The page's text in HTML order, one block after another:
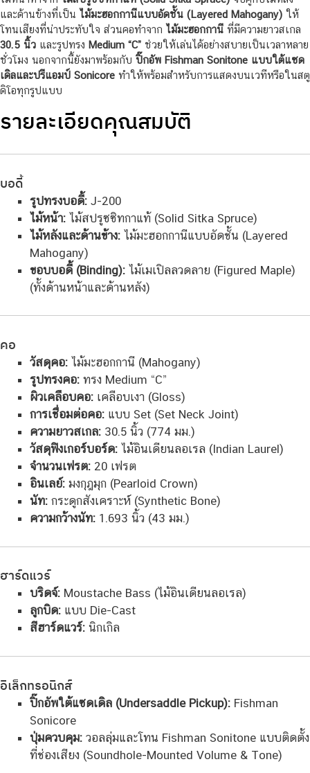
และด้านข้างที่เป็น ไม้มะฮอกกานีแบบอัดชั้น (Layered Mahogany) ให้
โทนเสียงที่น่าประทับใจ ส่วนคอทำจาก ไม้มะฮอกกานี ที่มีความยาวสเกล
30.5 นิ้ว และรูปทรง Medium “C” ช่วยให้เล่นได้อย่างสบายเป็นเวลาหลาย
ชั่วโมง นอกจากนี้ยังมาพร้อมกับ ปิ๊กอัพ Fishman Sonitone แบบใต้แซด
เดิลและปรีแอมป์ Sonicore ทำให้พร้อมสำหรับการแสดงบนเวทีหรือในสตู
ดิโอทุกรูปแบบ
รายละเอียดคุณสมบัติ
บอดี้
รูปทรงบอดี้:J-200
ไม้หน้า:ไม้สปรูซซิทกาแท้ (Solid Sitka Spruce)
ไม้หลังและด้านข้าง:ไม้มะฮอกกานีแบบอัดชั้น (Layered
Mahogany)
ขอบบอดี้ (Binding):ไม้เมเปิลลวดลาย (Figured Maple)
(ทั้งด้านหน้าและด้านหลัง)
คอ
วัสดุคอ:ไม้มะฮอกกานี (Mahogany)
รูปทรงคอ:ทรง Medium “C”
ผิวเคลือบคอ:เคลือบเงา (Gloss)
การเชื่อมต่อคอ:แบบ Set (Set Neck Joint)
ความยาวสเกล:30.5 นิ้ว (774 มม.)
วัสดุฟิงเกอร์บอร์ด:ไม้อินเดียนลอเรล (Indian Laurel)
จำนวนเฟรต:20 เฟรต
อินเลย์:มงกุฎมุก (Pearloid Crown)
นัท:กระดูกสังเคราะห์ (Synthetic Bone)
ความกว้างนัท:1.693 นิ้ว (43 มม.)
ฮาร์ดแวร์
บริดจ์:Moustache Bass (ไม้อินเดียนลอเรล)
ลูกบิด:แบบ Die-Cast
สีฮาร์ดแวร์:นิกเกิล
อิเล็กทรอนิกส์
ปิ๊กอัพใต้แซดเดิล (Undersaddle Pickup):Fishman
Sonicore
ปุ่มควบคุม:วอลลุ่มและโทน Fishman Sonitone แบบติดตั้ง
ที่ช่องเสียง (Soundhole-Mounted Volume & Tone)